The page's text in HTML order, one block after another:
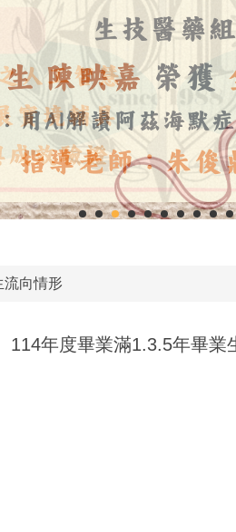
流向情形
114年度畢業滿1.3.5年畢業